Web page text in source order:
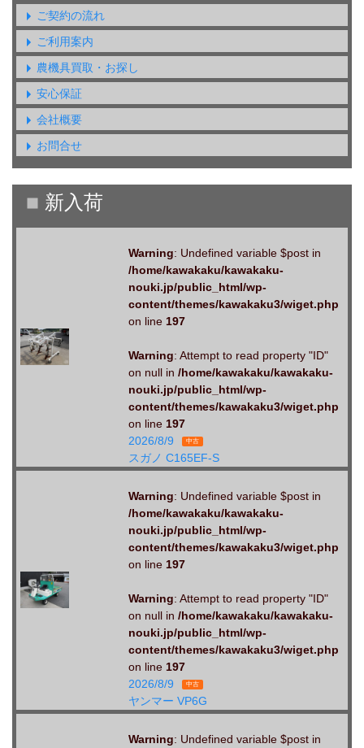
ご契約の流れ
ご利用案内
農機具買取・お探し
安心保証
会社概要
お問合せ
Warning: Undefined variable $post in
/home/kawakaku/kawakaku-
nouki.jp/public_html/wp-
content/themes/kawakaku3/wiget.php
on line 197
Warning: Attempt to read property "ID"
on null in /home/kawakaku/kawakaku-
nouki.jp/public_html/wp-
content/themes/kawakaku3/wiget.php
on line 197
2026/8/9
中古
スガノ C165EF-S
Warning: Undefined variable $post in
/home/kawakaku/kawakaku-
nouki.jp/public_html/wp-
content/themes/kawakaku3/wiget.php
on line 197
Warning: Attempt to read property "ID"
on null in /home/kawakaku/kawakaku-
nouki.jp/public_html/wp-
content/themes/kawakaku3/wiget.php
on line 197
2026/8/9
中古
ヤンマー VP6G
Warning: Undefined variable $post in